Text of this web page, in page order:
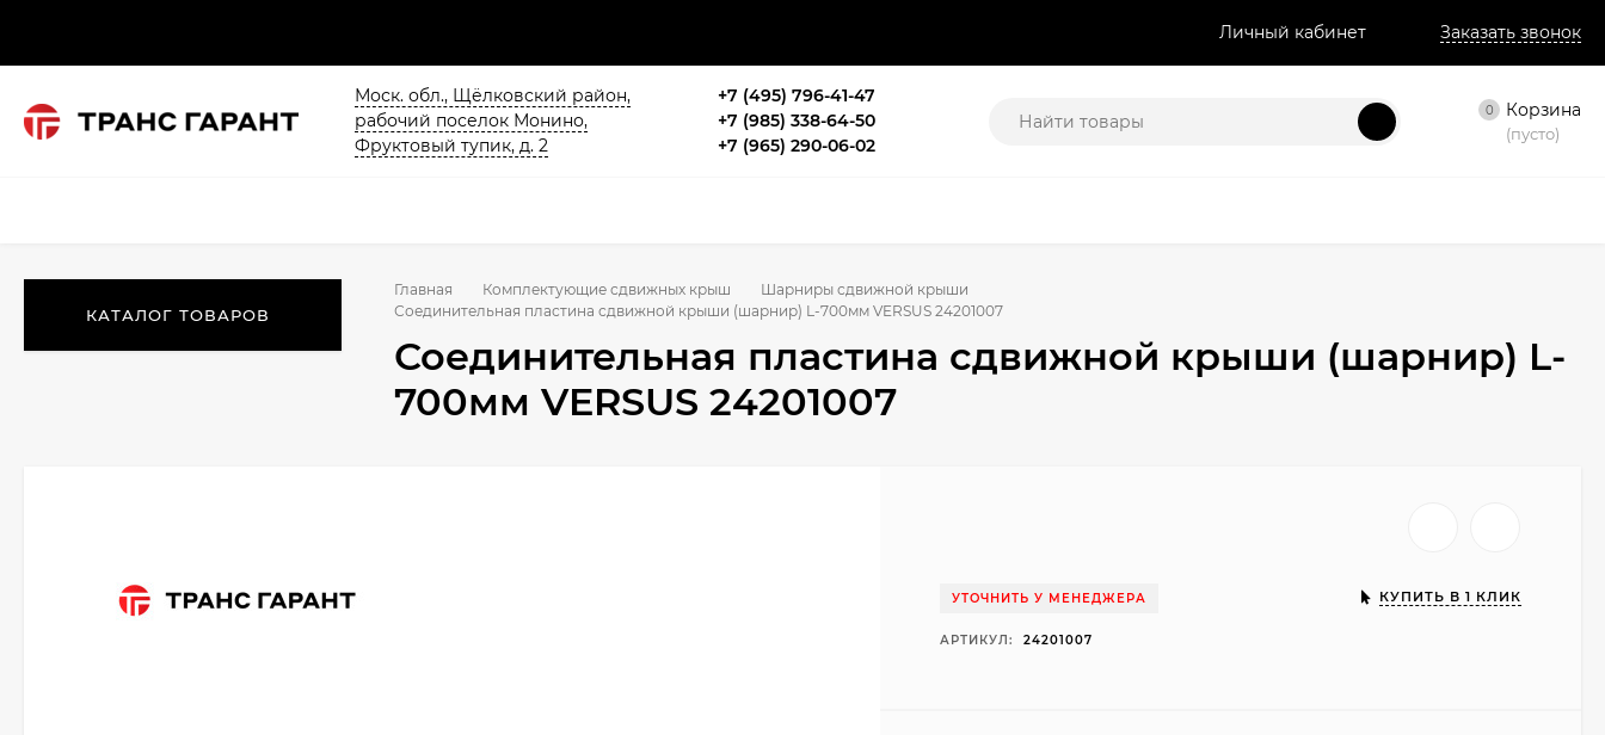
Личный кабинет Заказать звонок
Моск. обл., Щёлковский район,
рабочий поселок Монино,
Фруктовый тупик, д. 2
+7 (495) 796-41-47
+7 (985) 338-64-50
+7 (965) 290-06-02
0 Корзина
(пусто)
КАТАЛОГ ТОВАРОВ
Главная Комплектующие сдвижных крыш
Шарниры сдвижной крыши
Соединительная пластина сдвижной крыши (шарнир) L-700мм VERSUS 24201007
Соединительная пластина сдвижной крыши (шарнир) L-
700мм VERSUS 24201007
УТОЧНИТЬ У МЕНЕДЖЕРА
АРТИКУЛ: 24201007
КУПИТЬ В 1 КЛИК